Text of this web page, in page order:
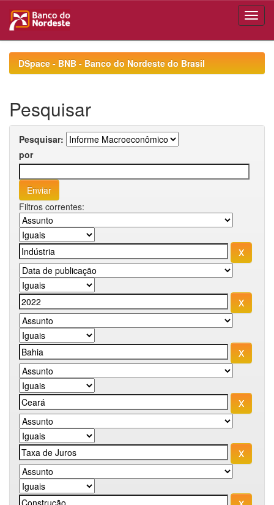
navigationDSpace - BNB - Banco do Nordeste do Brasil
Pesquisar
Pesquisar:
por
Filtros correntes: